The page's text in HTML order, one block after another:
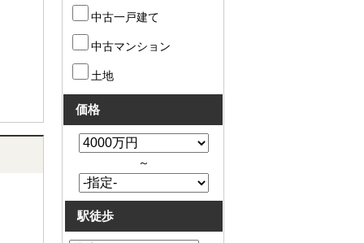
中古一戸建て
中古マンション
土地
価格
～
駅徒歩